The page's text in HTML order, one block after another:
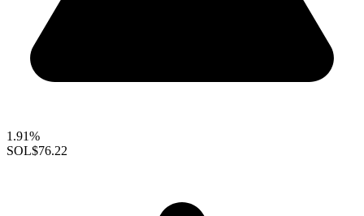
1.91%
SOL$76.22